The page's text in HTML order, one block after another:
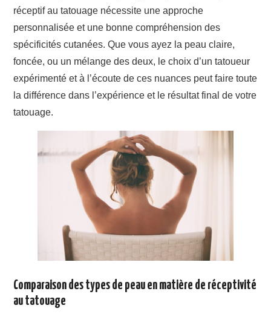
réceptif au tatouage nécessite une approche
personnalisée et une bonne compréhension des
spécificités cutanées. Que vous ayez la peau claire,
foncée, ou un mélange des deux, le choix d’un tatoueur
expérimenté et à l’écoute de ces nuances peut faire toute
la différence dans l’expérience et le résultat final de votre
tatouage.
Comparaison des types de peau en matière de réceptivité
au tatouage